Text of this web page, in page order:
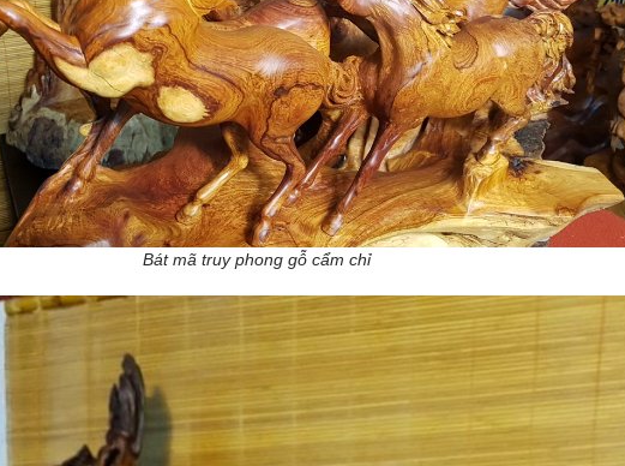
Bát mã truy phong gỗ cẩm chỉ